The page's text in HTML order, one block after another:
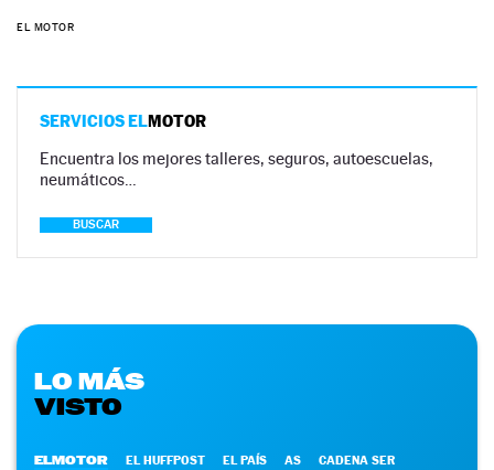
EL MOTOR
SERVICIOS ELMOTOR
Encuentra los mejores talleres, seguros, autoescuelas,
neumáticos…
BUSCAR
LO MÁS
VISTO
ELMOTOR EL HUFFPOST EL PAÍS AS CADENA SER